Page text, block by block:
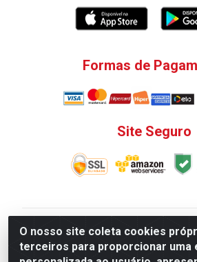
O nosso site coleta cookies
terceiros para proporcionar uma
Formas de
Site Seguro
V. C. Ferragens LTDA - Rua do
Bandeira, Rio de Janeiro/ RJ - CEP
12.324.723/0001-